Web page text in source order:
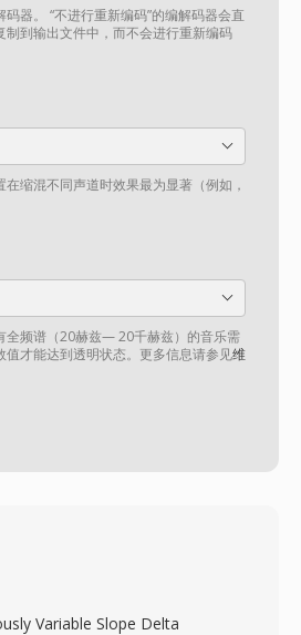
器。 “不进行重新编码”的编解码器会直
制到输出文件中，而不会进行重新编码
缩混不同声道时效果最为显著（例如，
全频谱（20赫兹— 20千赫兹）的音乐需
才能达到透明状态。更多信息请参见维
Variable Slope Delta